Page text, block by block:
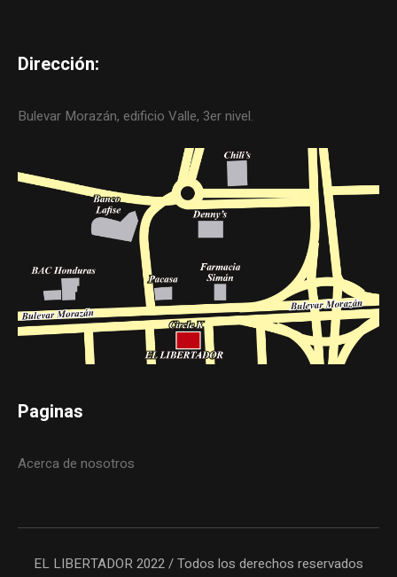
Dirección:
Bulevar Morazán, edificio Valle, 3er nivel.
Paginas
Acerca de nosotros
EL LIBERTADOR 2022 / Todos los derechos reservados